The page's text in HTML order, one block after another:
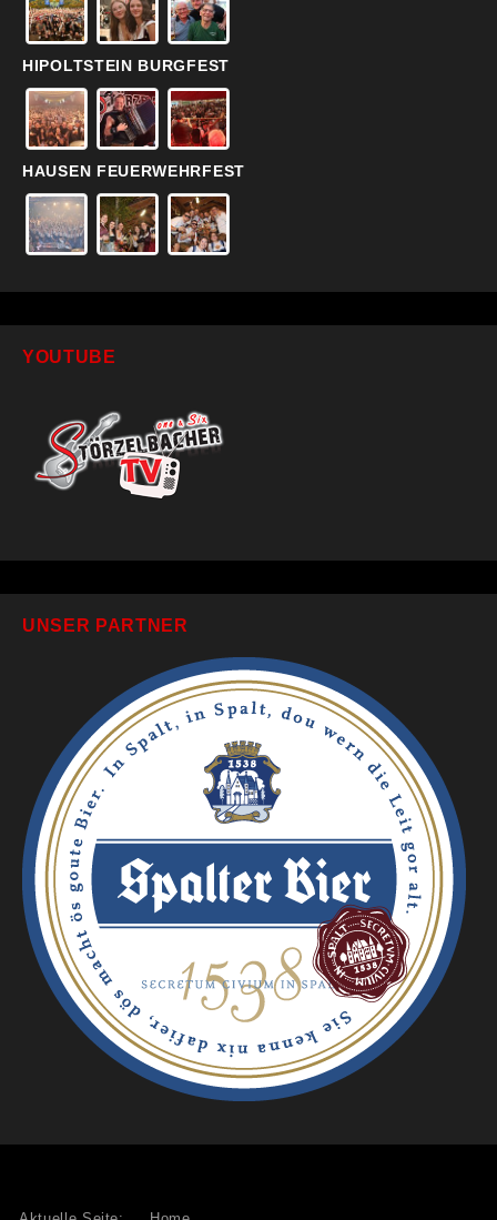
HIPOLTSTEIN BURGFEST
HAUSEN FEUERWEHRFEST
YOUTUBE
UNSER PARTNER